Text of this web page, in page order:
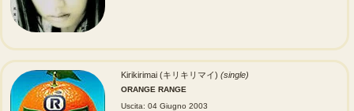
Kirikirimai (キリキリマイ) (single)
ORANGE RANGE
Uscita: 04 Giugno 2003